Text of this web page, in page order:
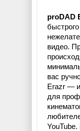
proDAD
видео.
вас
Erazr —
для